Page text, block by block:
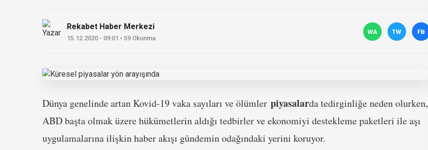
Rekabet Haber Merkezi
15.12.2020 - 09:01 • 59 Okunma
WA TW FB
Dünya genelinde artan Kovid-19 vaka sayıları ve ölümler piyasalarda tedirginliğe neden olurken,
ABD başta olmak üzere hükümetlerin aldığı tedbirler ve ekonomiyi destekleme paketleri ile aşı
uygulamalarına ilişkin haber akışı gündemin odağındaki yerini koruyor.